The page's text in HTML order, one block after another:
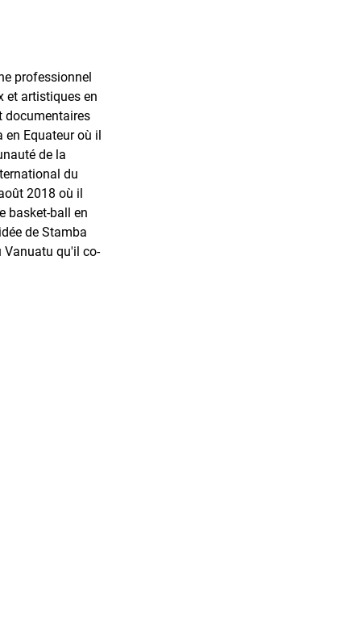
professionnel
et artistiques en
documentaires
en Equateur où il
de la
du
2018 où il
basket-ball en
de Stamba
Vanuatu qu'il co-